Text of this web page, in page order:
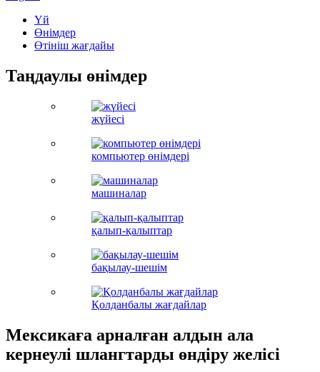
Үй
Өнімдер
Өтініш жағдайы
Таңдаулы өнімдер
жүйесі
компьютер өнімдері
машиналар
қалып-қалыптар
бақылау-шешім
Қолданбалы жағдайлар
Мексикаға арналған алдын ала
кернеулі шлангтарды өндіру желісі